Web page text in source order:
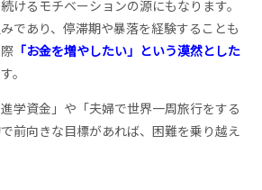
けるモチベーションの源にもなります。
であり、停滞期や暴落を経験することも
「お金を増やしたい」という漠然とした
。
学資金」や「夫婦で世界一周旅行をする
前向きな目標があれば、困難を乗り越え